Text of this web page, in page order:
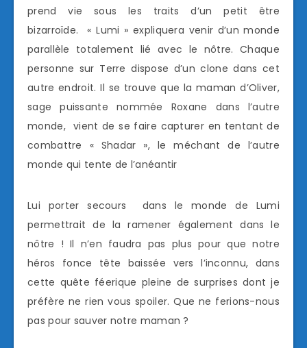
prend vie sous les traits d’un petit être
bizarroïde. « Lumi » expliquera venir d’un monde
parallèle totalement lié avec le nôtre. Chaque
personne sur Terre dispose d’un clone dans cet
autre endroit. Il se trouve que la maman d’Oliver,
sage puissante nommée Roxane dans l’autre
monde, vient de se faire capturer en tentant de
combattre « Shadar », le méchant de l’autre
monde qui tente de l’anéantir
Lui porter secours dans le monde de Lumi
permettrait de la ramener également dans le
nôtre ! Il n’en faudra pas plus pour que notre
héros fonce tête baissée vers l’inconnu, dans
cette quête féerique pleine de surprises dont je
préfère ne rien vous spoiler. Que ne ferions-nous
pas pour sauver notre maman ?